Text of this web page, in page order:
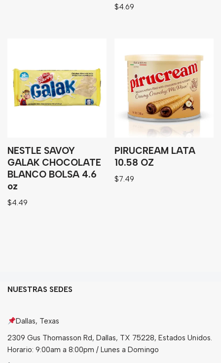
$4.69
NESTLE SAVOY
GALAK CHOCOLATE
BLANCO BOLSA 4.6
oz
$4.49
PIRUCREAM LATA
10.58 OZ
$7.49
NUESTRAS SEDES
Dallas, Texas
2309 Gus Thomasson Rd, Dallas, TX 75228, Estados Unidos.
Horario: 9:00am a 8:00pm / Lunes a Domingo